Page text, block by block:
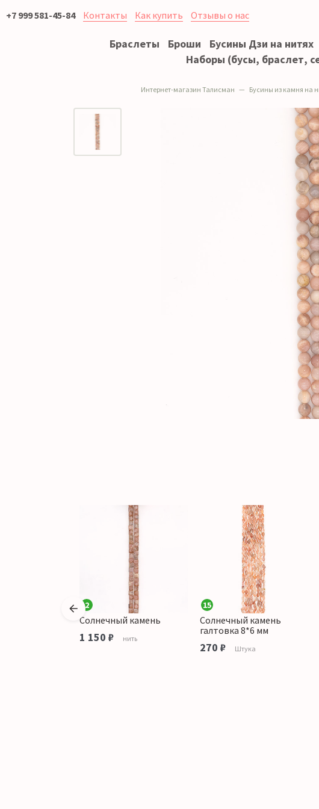
+7 999 581-45-84 Контакты Как купить Отзывы о нас
Браслеты Броши Бусины Дзи на нитях
Наборы (бусы, браслет,
Интернет-магазин Талисман Бусины из камня на
2
Солнечный камень
1 150 ₽ нить
15
Солнечный камень
галтовка 8*6 мм
270 ₽ Штука